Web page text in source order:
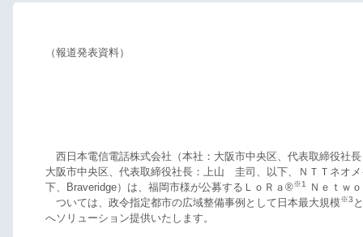
（報道発表資料）
西日本電信電話株式会社（本社：大阪市中央区、代表取締役社
大阪市中央区、代表取締役社長：上山 圭司、以下、ＮＴＴネオ
下、Braveridge）は、福岡市様が公募するＬｏＲａ®※1
Ｎｅｔｗ
ついては、政令指定都市の広域整備事例として日本最大規模※3
へソリューション提供いたします。